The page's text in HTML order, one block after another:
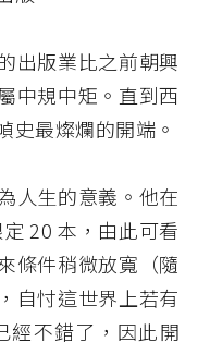
出版業比之前朝興
中規中矩。直到西
史最燦爛的開端。
人生的意義。他在
20 本，由此可看
條件稍微放寬（隨
自忖這世界上若有
經不錯了，因此開